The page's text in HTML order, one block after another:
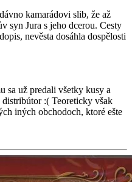
kamarádovi slib, že až
syn Jura s jeho dcerou. Cesty
nevěsta dosáhla dospělosti
sa už predali všetky kusy a
distribútor :( Teoreticky však
iných obchodoch, ktoré ešte